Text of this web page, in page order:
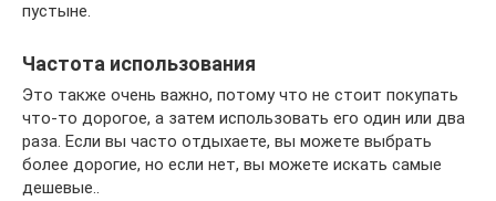
пустыне.
Частота использования
Это также очень важно, потому что не стоит покупать
что-то дорогое, а затем использовать его один или два
раза. Если вы часто отдыхаете, вы можете выбрать
более дорогие, но если нет, вы можете искать самые
дешевые..